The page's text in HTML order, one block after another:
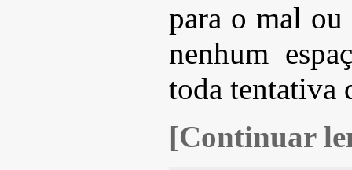
para o mal ou
nenhum
toda tentativa
[Continuar